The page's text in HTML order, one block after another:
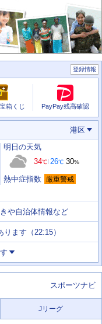
登録情報
箱くじ PayPay残高確認
港区
明日 の天気
34℃ 26℃ 30%
熱中症指数 厳重警戒
や自治体情報など
ります（ 22:15）
スポーツナビ
Jリーグ